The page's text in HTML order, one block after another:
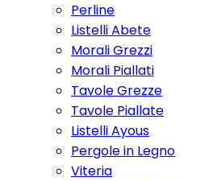
Perline
Listelli Abete
Morali Grezzi
Morali Piallati
Tavole Grezze
Tavole Piallate
Listelli Ayous
Pergole in Legno
Viteria